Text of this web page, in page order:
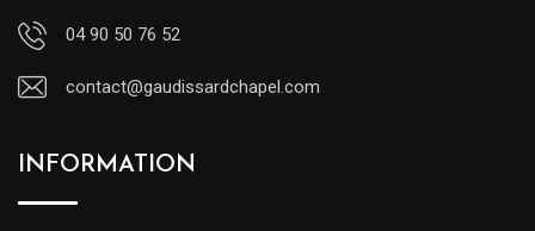
04 90 50 76 52
contact@gaudissardchapel.com
INFORMATION